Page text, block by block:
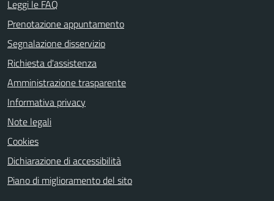
Leggi le FAQ
Prenotazione appuntamento
Segnalazione disservizio
Richiesta d'assistenza
Amministrazione trasparente
Informativa privacy
Note legali
Cookies
Dichiarazione di accessibilità
Piano di miglioramento del sito